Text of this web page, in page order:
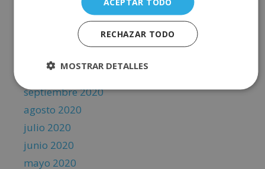
febrero 2021
diciembre 2020
octubre 2020
septiembre 2020
agosto 2020
julio 2020
junio 2020
mayo 2020
RECHAZAR TODO
MOSTRAR DETALLES